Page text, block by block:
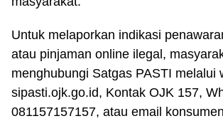
Untuk melaporkan indikasi
atau pinjaman online ilegal,
menghubungi Satgas PASTI melalui
sipasti.ojk.go.id, Kontak OJK 157,
081157157157, atau email